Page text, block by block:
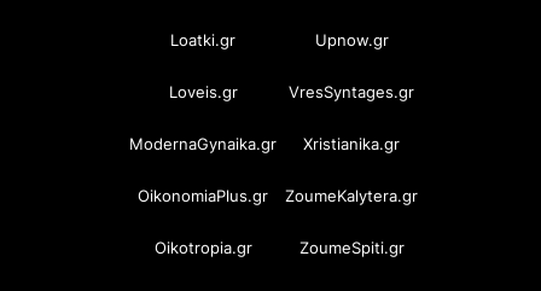
Loatki.gr Upnow.gr
Loveis.gr VresSyntages.gr
ModernaGynaika.gr Xristianika.gr
OikonomiaPlus.gr ZoumeKalytera.gr
Oikotropia.gr ZoumeSpiti.gr